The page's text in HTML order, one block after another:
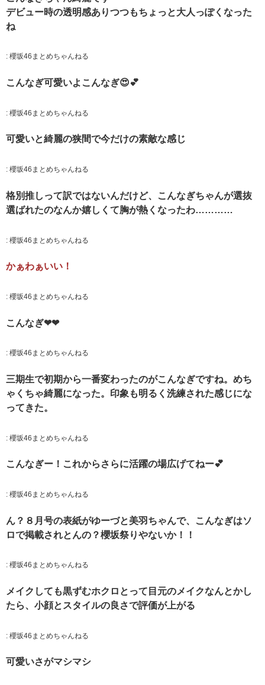
デビュー時の透明感ありつつもちょっと大人っぽくなった
ね
: 櫻坂46まとめちゃんねる
こんなぎ可愛いよこんなぎ😍💕
: 櫻坂46まとめちゃんねる
可愛いと綺麗の狭間で今だけの素敵な感じ
: 櫻坂46まとめちゃんねる
格別推しって訳ではないんだけど、こんなぎちゃんが選抜
選ばれたのなんか嬉しくて胸が熱くなったわ…………
: 櫻坂46まとめちゃんねる
かぁわぁいい！
: 櫻坂46まとめちゃんねる
こんなぎ❤❤
: 櫻坂46まとめちゃんねる
三期生で初期から一番変わったのがこんなぎですね。めち
ゃくちゃ綺麗になった。印象も明るく洗練された感じにな
ってきた。
: 櫻坂46まとめちゃんねる
こんなぎー！これからさらに活躍の場広げてねー💕
: 櫻坂46まとめちゃんねる
ん？８月号の表紙がゆーづと美羽ちゃんで、こんなぎはソ
ロで掲載されとんの？櫻坂祭りやないか！！
: 櫻坂46まとめちゃんねる
メイクしても黒ずむホクロとって目元のメイクなんとかし
たら、小顔とスタイルの良さで評価が上がる
: 櫻坂46まとめちゃんねる
可愛いさがマシマシ